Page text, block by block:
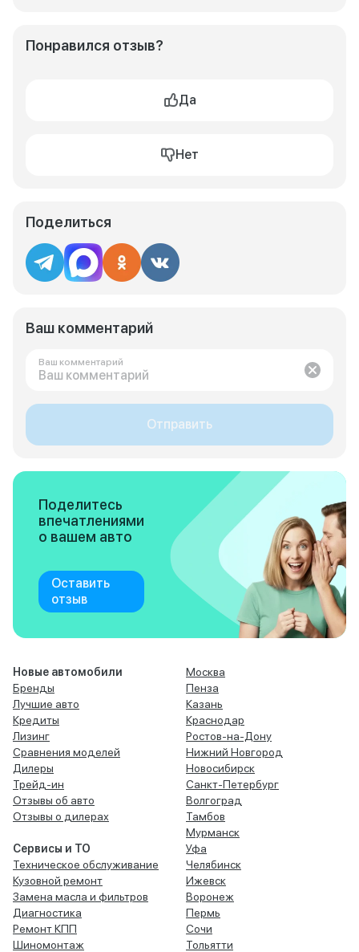
Понравился отзыв?
Да
Нет
Поделиться
Ваш комментарий
Ваш комментарий
Отправить
Поделитесь
впечатлениями
о вашем авто
Оставить
отзыв
Новые автомобили
Бренды
Лучшие авто
Кредиты
Лизинг
Сравнения моделей
Дилеры
Трейд-ин
Отзывы об авто
Отзывы о дилерах
Сервисы и ТО
Техническое обслуживание
Кузовной ремонт
Замена масла и фильтров
Диагностика
Ремонт КПП
Шиномонтаж
Москва
Пенза
Казань
Краснодар
Ростов-на-Дону
Нижний Новгород
Новосибирск
Санкт-Петербург
Волгоград
Тамбов
Мурманск
Уфа
Челябинск
Ижевск
Воронеж
Пермь
Сочи
Тольятти